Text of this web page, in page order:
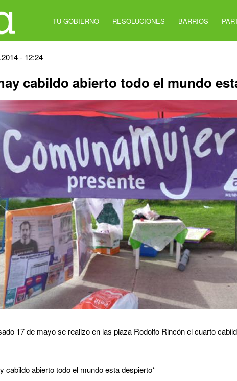
TU GOBIERNO RESOLUCIONES BARRIOS
- 12:24
cabildo abierto todo el mundo
17 de mayo se realizo en las plaza Rodolfo Rincón el cuarto
cabildo abierto todo el mundo esta despierto*